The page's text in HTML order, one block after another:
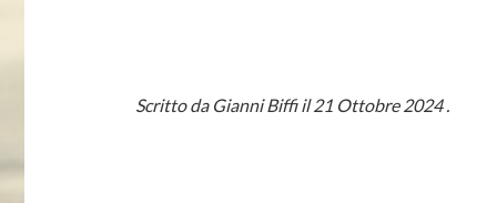
Scritto da Gianni Biffi il 21 Ottobre 2024 .